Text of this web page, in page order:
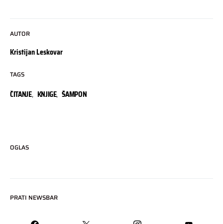
AUTOR
Kristijan Leskovar
TAGS
ČITANJE, KNJIGE, ŠAMPON
OGLAS
PRATI NEWSBAR